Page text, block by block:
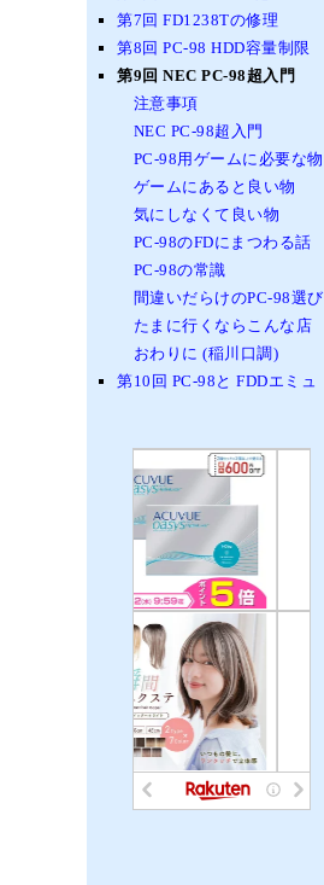
第7回 FD1238Tの修理
第8回 PC-98 HDD容量制限
第9回 NEC PC-98超入門
注意事項
NEC PC-98超入門
PC-98用ゲームに必要な物
ゲームにあると良い物
気にしなくて良い物
PC-98のFDにまつわる話
PC-98の常識
間違いだらけのPC-98選び
たまに行くならこんな店
おわりに (稲川口調)
第10回 PC-98と FDDエミュ